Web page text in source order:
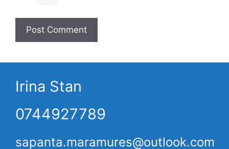
Irina Stan
0744927789
sapanta.maramures@outlook.com